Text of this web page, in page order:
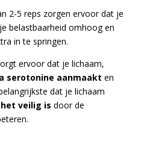
2-5 reps zorgen ervoor dat je
belastbaarheid omhoog en
in te springen.
ervoor dat je lichaam,
serotonine aanmaakt en
dat je lichaam
veilig is door de